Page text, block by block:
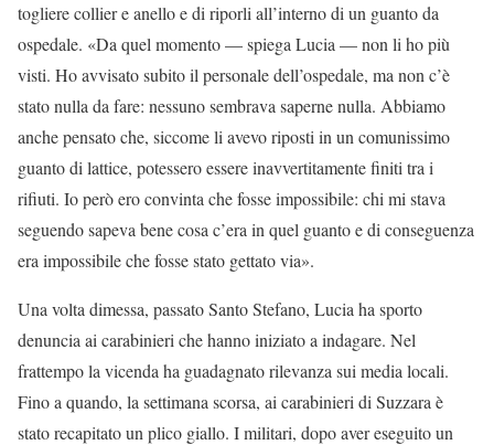
togliere collier e anello e di riporli all’interno di un guanto da
ospedale. «Da quel momento — spiega Lucia — non li ho più
visti. Ho avvisato subito il personale dell’ospedale, ma non c’è
stato nulla da fare: nessuno sembrava saperne nulla. Abbiamo
anche pensato che, siccome li avevo riposti in un comunissimo
guanto di lattice, potessero essere inavvertitamente finiti tra i
rifiuti. Io però ero convinta che fosse impossibile: chi mi stava
seguendo sapeva bene cosa c’era in quel guanto e di conseguenza
era impossibile che fosse stato gettato via».
Una volta dimessa, passato Santo Stefano, Lucia ha sporto
denuncia ai carabinieri che hanno iniziato a indagare. Nel
frattempo la vicenda ha guadagnato rilevanza sui media locali.
Fino a quando, la settimana scorsa, ai carabinieri di Suzzara è
stato recapitato un plico giallo. I militari, dopo aver eseguito un